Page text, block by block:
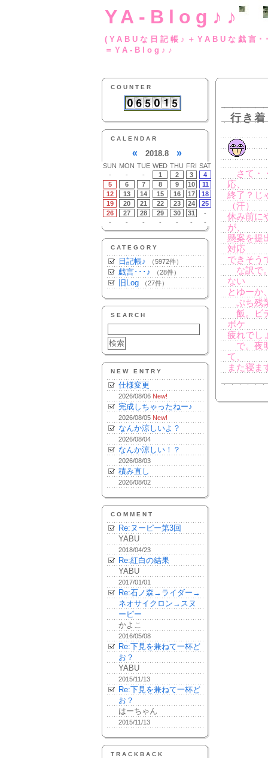
YA-Blog♪♪
(YABUな日記帳♪
＝YA-Blog♪♪
COUNTER
CALENDAR
« 2018.8 »
SUN MON TUE WED THU FRI SAT
-
- - 1 2 3
4
5
6 7 8 9 10
11
12
13 14 15 16 17
18
19
20 21 22 23 24
25
26
27 28 29 30 31
-
-
- - - - - -
CATEGORY
日記帳♪ （5972件）
戯言･･･♪ （28件）
旧Log （27件）
SEARCH
NEW ENTRY
仕様変更
2026/08/06 New!
完成しちゃったねー♪
2026/08/05 New!
なんか涼しいよ？
2026/08/04
なんか涼しい！？
2026/08/03
積み直し
2026/08/02
COMMENT
Re:ヌーピー第3回
YABU
2018/04/23
Re:紅白の結果
YABU
2017/01/01
Re:石ノ森→ライダー→
ネオサイクロン→スヌ
ーピー
かよこ
2016/05/08
Re:下見を兼ねて一杯ど
お？
YABU
2015/11/13
Re:下見を兼ねて一杯ど
お？
はーちゃん
2015/11/13
TRACKBACK
行き
さて・
応、
終了？じ
（汗）
休み前に
が、
懸案を提
対応
できそう
な訳で
ない
とゆーか
ぷち残
飯。ビ
ボケ
疲れでし
で。夜
て、
また寝ま